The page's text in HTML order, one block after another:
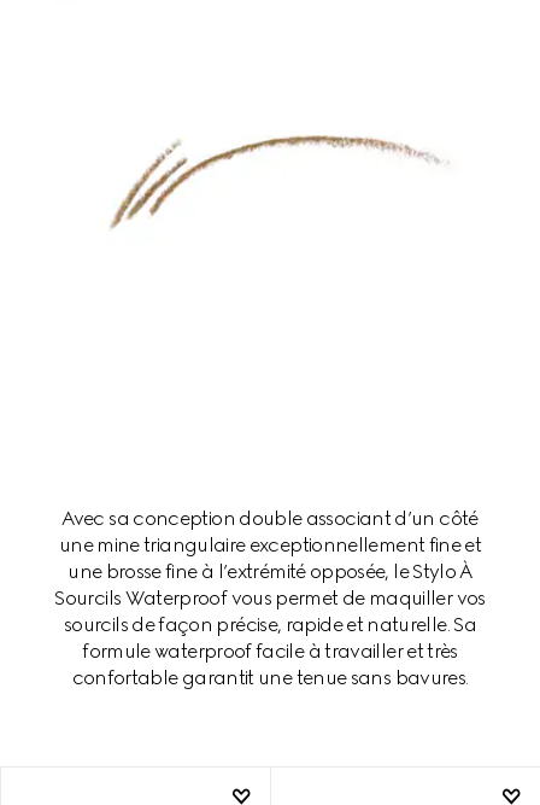
Avec sa conception double associant d’un côté
une mine triangulaire exceptionnellement fine et
une brosse fine à l’extrémité opposée, le Stylo À
Sourcils Waterproof vous permet de maquiller vos
sourcils de façon précise, rapide et naturelle. Sa
formule waterproof facile à travailler et très
confortable garantit une tenue sans bavures.